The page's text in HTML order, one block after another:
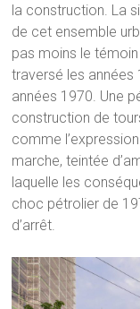
la construction. La
de cet ensemble
pas moins le témoin
traversé les années
années 1970. Une
construction de
comme
marche, teintée
laquelle les
choc pétrolier de
d’arrêt.